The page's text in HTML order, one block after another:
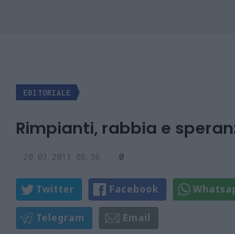
EDITORIALE
Rimpianti, rabbia e
20.03.2013 08:36 0
Twitter Facebook
Telegram Email